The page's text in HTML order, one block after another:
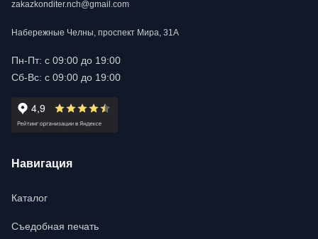
zakazkonditer.nch@gmail.com
Набережные Челны, проспект Мира, 31А
Пн-Пт: с 09:00 до 19:00
Сб-Вс: с 09:00 до 19:00
Навигация
Каталог
Съедобная печать